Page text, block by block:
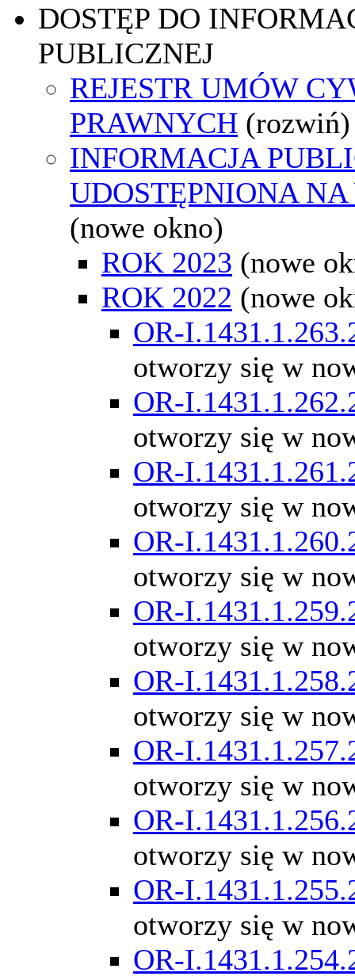
DOSTĘP DO
PUBLICZNEJ
REJESTR UMÓW
PRAWNYCH (rozwiń)
INFORMACJA
UDOSTĘPNIONA
(nowe okno)
ROK 2023 (nowe
ROK 2022 (nowe
OR-
otworzy się w
OR-
otworzy się w
OR-
otworzy się w
OR-
otworzy się w
OR-
otworzy się w
OR-
otworzy się w
OR-
otworzy się w
OR-
otworzy się w
OR-
otworzy się w
OR-